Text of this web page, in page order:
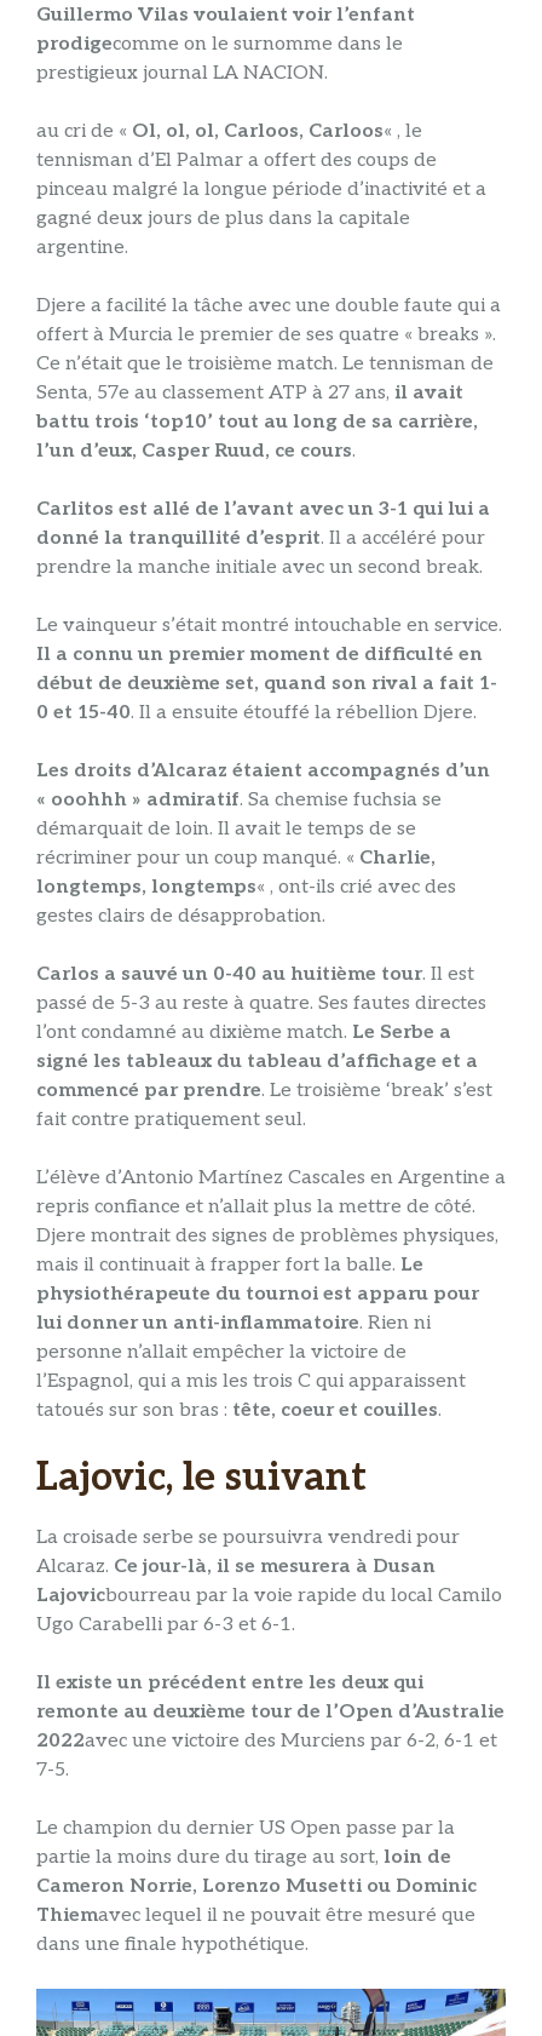
Guillermo Vilas voulaient voir l’enfant
prodigecomme on le surnomme dans le
prestigieux journal LA NACION.
au cri de « Ol, ol, ol, Carloos, Carloos« , le
tennisman d’El Palmar a offert des coups de
pinceau malgré la longue période d’inactivité et a
gagné deux jours de plus dans la capitale
argentine.
Djere a facilité la tâche avec une double faute qui a
offert à Murcia le premier de ses quatre « breaks ».
Ce n’était que le troisième match. Le tennisman de
Senta, 57e au classement ATP à 27 ans, il avait
battu trois ‘top10’ tout au long de sa carrière,
l’un d’eux, Casper Ruud, ce cours.
Carlitos est allé de l’avant avec un 3-1 qui lui a
donné la tranquillité d’esprit. Il a accéléré pour
prendre la manche initiale avec un second break.
Le vainqueur s’était montré intouchable en service.
Il a connu un premier moment de difficulté en
début de deuxième set, quand son rival a fait 1-
0 et 15-40. Il a ensuite étouffé la rébellion Djere.
Les droits d’Alcaraz étaient accompagnés d’un
« ooohhh » admiratif. Sa chemise fuchsia se
démarquait de loin. Il avait le temps de se
récriminer pour un coup manqué. « Charlie,
longtemps, longtemps« , ont-ils crié avec des
gestes clairs de désapprobation.
Carlos a sauvé un 0-40 au huitième tour. Il est
passé de 5-3 au reste à quatre. Ses fautes directes
l’ont condamné au dixième match. Le Serbe a
signé les tableaux du tableau d’affichage et a
commencé par prendre. Le troisième ‘break’ s’est
fait contre pratiquement seul.
L’élève d’Antonio Martínez Cascales en Argentine a
repris confiance et n’allait plus la mettre de côté.
Djere montrait des signes de problèmes physiques,
mais il continuait à frapper fort la balle. Le
physiothérapeute du tournoi est apparu pour
lui donner un anti-inflammatoire. Rien ni
personne n’allait empêcher la victoire de
l’Espagnol, qui a mis les trois C qui apparaissent
tatoués sur son bras : tête, coeur et couilles.
Lajovic, le suivant
La croisade serbe se poursuivra vendredi pour
Alcaraz. Ce jour-là, il se mesurera à Dusan
Lajovicbourreau par la voie rapide du local Camilo
Ugo Carabelli par 6-3 et 6-1.
Il existe un précédent entre les deux qui
remonte au deuxième tour de l’Open d’Australie
2022avec une victoire des Murciens par 6-2, 6-1 et
7-5.
Le champion du dernier US Open passe par la
partie la moins dure du tirage au sort, loin de
Cameron Norrie, Lorenzo Musetti ou Dominic
Thiemavec lequel il ne pouvait être mesuré que
dans une finale hypothétique.